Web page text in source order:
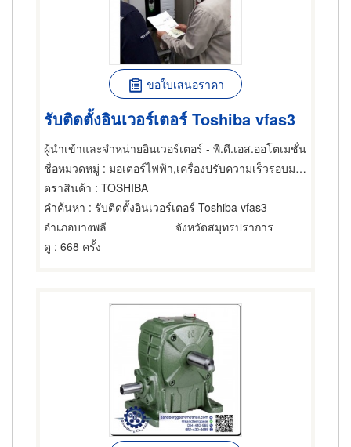
ขอใบเสนอราคา
รับติดตั้งอินเวอร์เตอร์ Toshiba vfas3
ผู้นำเข้าและจำหน่ายอินเวอร์เตอร์ - พี.ดี.เอส.ออโตเมชั่น
ชื่อหมวดหมู่ : มอเตอร์ไฟฟ้า,เครื่องปรับความเร็วรอบมอเตอร์ไฟฟ้า,ซ่อมมอเตอร์ไฟฟ้า
ตราสินค้า : TOSHIBA
คำค้นหา : รับติดตั้งอินเวอร์เตอร์ Toshiba vfas3
อำเภอบางพลี
จังหวัดสมุทรปราการ
ดู : 668 ครั้ง